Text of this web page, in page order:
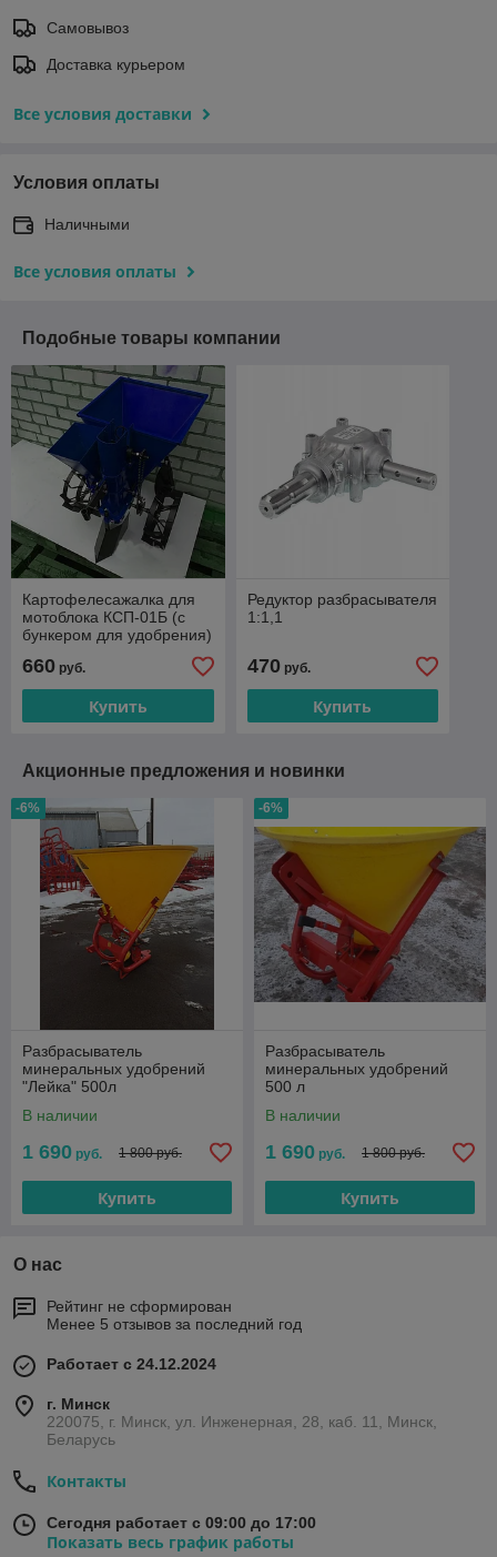
Самовывоз
Доставка курьером
Все условия доставки
Условия оплаты
Наличными
Все условия оплаты
Подобные товары компании
Картофелесажалка для
мотоблока КСП-01Б (с
бункером для удобрения)
660 руб.
Купить
Редуктор разбрасывателя
1:1,1
470руб.
Купить
Акционные предложения и новинки
-6%
Разбрасыватель
минеральных удобрений
"Лейка" 500л
В наличии
1 690 руб. 1 800 руб.
Купить
-6%
Разбрасыватель
минеральных удобрений
500 л
В наличии
1 690 руб. 1 800 руб.
Купить
О нас
Рейтинг не сформирован
Менее 5 отзывов за последний год
Работает с 24.12.2024
г. Минск
220075, г. Минск, ул. Инженерная, 28, каб. 11, Минск,
Беларусь
Контакты
Сегодня работает с 09:00 до 17:00
Показать весь график работы